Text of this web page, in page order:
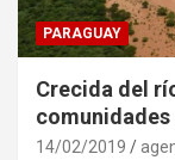
PARAGUAY
Crecida del
comunidades
14/02/2019